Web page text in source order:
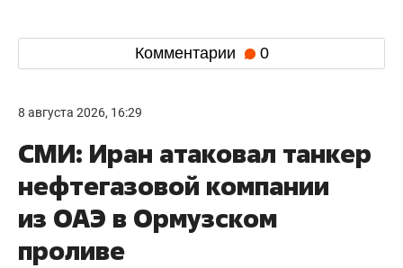
Комментарии 0
8 августа 2026, 16:29
СМИ: Иран атаковал танкер
нефтегазовой компании
из ОАЭ в Ормузском
проливе